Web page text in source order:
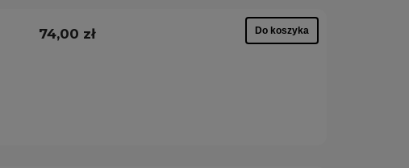
74,00 zł Do koszyka